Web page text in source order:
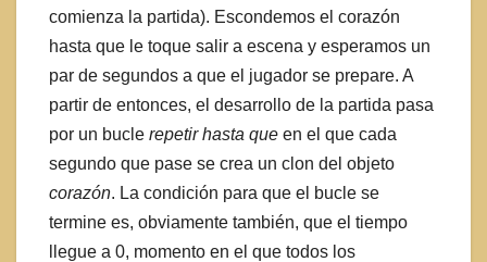
comienza la partida). Escondemos el corazón
hasta que le toque salir a escena y esperamos un
par de segundos a que el jugador se prepare. A
partir de entonces, el desarrollo de la partida pasa
por un bucle repetir hasta que en el que cada
segundo que pase se crea un clon del objeto
corazón. La condición para que el bucle se
termine es, obviamente también, que el tiempo
llegue a 0, momento en el que todos los